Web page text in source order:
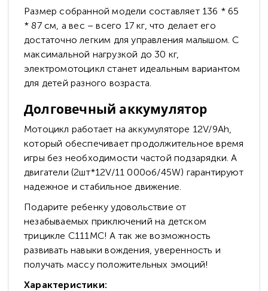
Размер собранной модели составляет 136 * 65
* 87 см, а вес – всего 17 кг, что делает его
достаточно легким для управления малышом. С
максимальной нагрузкой до 30 кг,
электромотоцикл станет идеальным вариантом
для детей разного возраста.
Долговечный аккумулятор
Mотоцикл работает на аккумуляторе 12V/9Ah,
который обеспечивает продолжительное время
игры без необходимости частой подзарядки. А
двигатели (2шт*12V/11 000об/45W) гарантируют
надежное и стабильное движение.
Подарите ребенку удовольствие от
незабываемых приключений на детском
трицикле C111MC! А так же возможность
развивать навыки вождения, уверенность и
получать массу положительных эмоций!
Характеристики: